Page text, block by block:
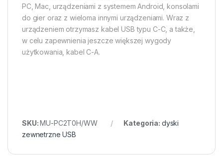
PC, Mac, urządzeniami z systemem Android, konsolami
do gier oraz z wieloma innymi urządzeniami. Wraz z
urządzeniem otrzymasz kabel USB typu C-C, a także,
w celu zapewnienia jeszcze większej wygody
użytkowania, kabel C-A.
SKU:MU-PC2T0H/WW Kategoria: dyski
zewnetrzne USB